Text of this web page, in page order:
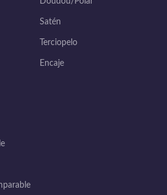
Satén
Terciopelo
Encaje